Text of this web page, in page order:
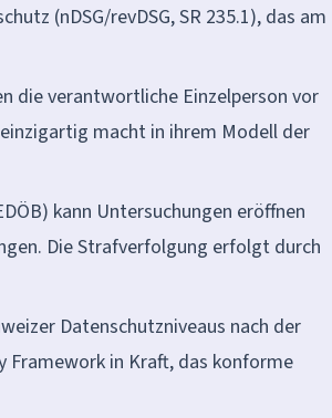
(nDSG/revDSG, SR 235.1), das am
die verantwortliche Einzelperson vor
macht in ihrem Modell der
kann Untersuchungen eröffnen
Die Strafverfolgung erfolgt durch
Datenschutzniveaus nach der
Framework in Kraft, das konforme